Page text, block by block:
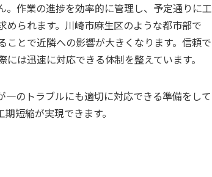
作業の進捗を効率的に管理し、予定通りに工
られます。川崎市麻生区のような都市部で
とで近隣への影響が大きくなります。信頼で
は迅速に対応できる体制を整えています。
のトラブルにも適切に対応できる準備をして
短縮が実現できます。